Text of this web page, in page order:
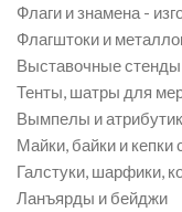
Флаги и знамена -
Флагштоки и
Выставочные стенды
Тенты, шатры для
Вымпелы и
Майки, байки и кепки
Галстуки, шарфики,
Ланъярды и бейджи